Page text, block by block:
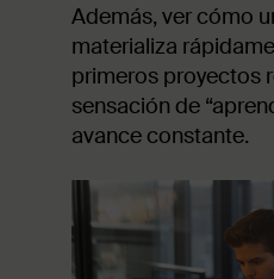
Además, ver cómo
materializa
primeros proyectos
sensación de
avance constante.